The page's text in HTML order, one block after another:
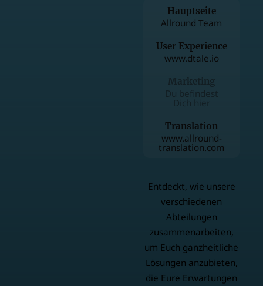
Hauptseite
Allround Team
User Experience
www.dtale.io
Marketing
Du befindest
Dich hier
Translation
www.allround-
translation.com
Entdeckt, wie unsere
verschiedenen
Abteilungen
zusammenarbeiten,
um Euch ganzheitliche
Lösungen anzubieten,
die Eure Erwartungen